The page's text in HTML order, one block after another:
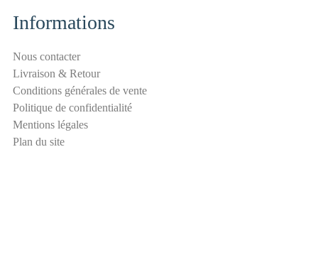
i
l
a
n
t
i
-
s
Informations
Nous contacter
Livraison & Retour
Conditions générales de vente
Politique de confidentialité
Mentions légales
Plan du site